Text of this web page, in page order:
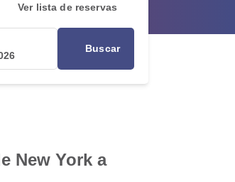
Ver lista de reservas
Buscar
New York a